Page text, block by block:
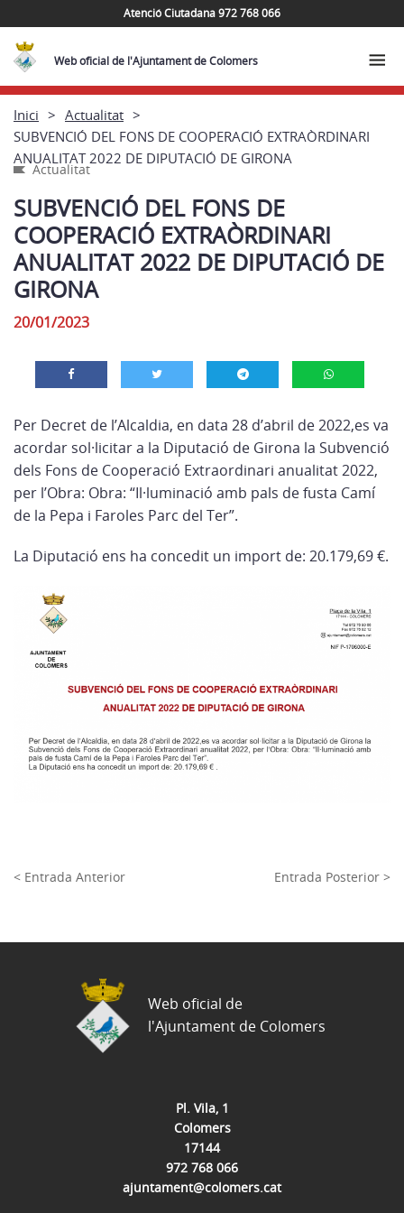
Atenció Ciutadana 972 768 066
Web oficial de l'Ajuntament de Colomers
Inici
Actualitat
SUBVENCIÓ DEL FONS DE COOPERACIÓ EXTRAÒRDINARI
ANUALITAT 2022 DE DIPUTACIÓ DE GIRONA
Actualitat
SUBVENCIÓ DEL FONS DE
COOPERACIÓ EXTRAÒRDINARI
ANUALITAT 2022 DE DIPUTACIÓ DE
GIRONA
20/01/2023
Per Decret de l’Alcaldia, en data 28 d’abril de 2022,es va
acordar sol·licitar a la Diputació de Girona la Subvenció
dels Fons de Cooperació Extraordinari anualitat 2022,
per l’Obra: Obra: “Il·luminació amb pals de fusta Camí
de la Pepa i Faroles Parc del Ter”.
La Diputació ens ha concedit un import de: 20.179,69 €.
< Entrada Anterior Entrada Posterior >
Pl. Vila, 1
Colomers
17144
972 768 066
ajuntament@colomers.cat
Web oficial de
l'Ajuntament de Colomers